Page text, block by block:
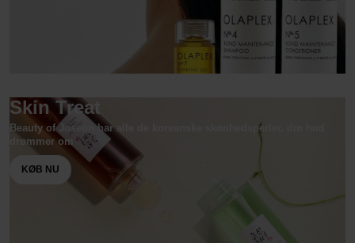
Skin Treat
Beauty of Joseon har alle de koreanske skønhedsperler, din hud
drømmer om
KØB NU